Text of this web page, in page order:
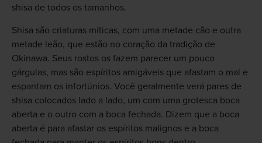
shisa de todos os tamanhos.
Shisa são criaturas míticas, com uma metade cão e outra
metade leão, que estão no coração da tradição de
Okinawa. Seus rostos os fazem parecer um pouco
gárgulas, mas são espíritos amigáveis que afastam o mal e
espantam os infortúnios. Você geralmente verá pares de
shisa colocados lado a lado, um com uma grotesca boca
aberta e o outro com a boca fechada. Dizem que a boca
aberta é para afastar os espíritos malignos e a boca